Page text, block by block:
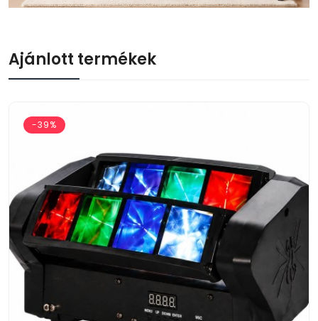
Ajánlott termékek
-39%